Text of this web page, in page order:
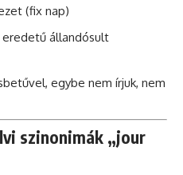
(fix nap)
állandósult
egybe nem írjuk, nem
szinonimák „jour